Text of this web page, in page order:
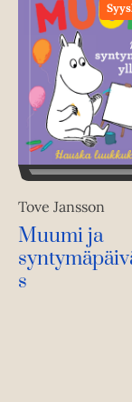
Tove Jansson
Muumi ja
s